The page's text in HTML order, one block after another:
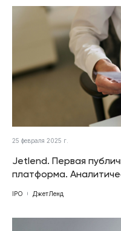
25 февраля 2025 г.
Jetlend. Первая
платформа.
IPO ДжетЛенд